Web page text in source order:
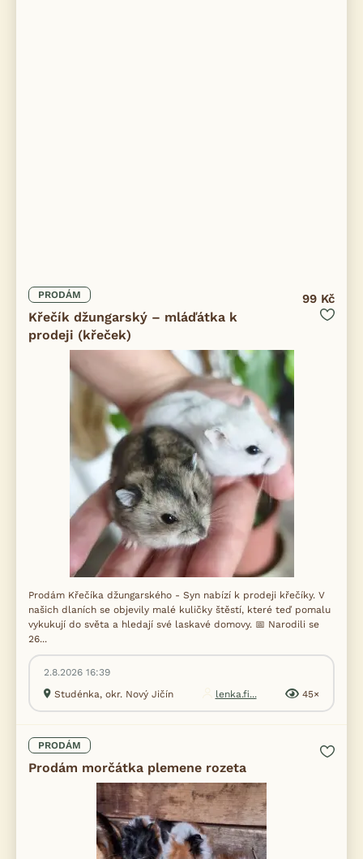
PRODÁM
Křečík džungarský – mláďátka k
prodeji (křeček)
99 Kč
Prodám Křečíka džungarského - Syn nabízí k prodeji křečíky. V
našich dlaních se objevily malé kuličky štěstí, které teď pomalu
vykukují do světa a hledají své laskavé domovy. 📅 Narodili se
26...
2.8.2026 16:39
Studénka, okr. Nový Jičín
lenka.fi... 45×
PRODÁM
Prodám morčátka plemene rozeta